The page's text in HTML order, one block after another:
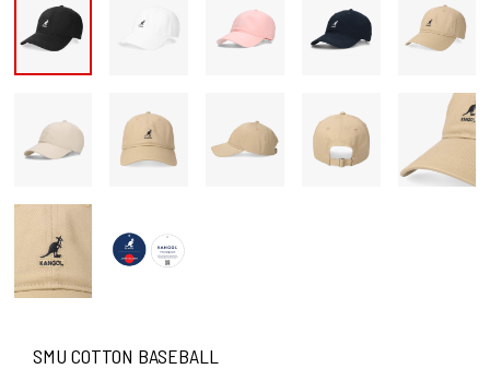
SMU COTTON BASEBALL